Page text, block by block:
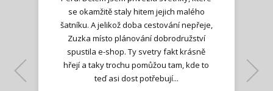
se okamžitě staly hitem jejich malého
šatníku. A jelikož doba cestování nepřeje,
Zuzka místo plánování dobrodružství
spustila e-shop. Ty svetry fakt krásně
hřejí a taky trochu pomůžou tam, kde to
teď asi dost potřebují...
Jana T.
Ilona M.
Lenka K.
Nadšená zpráva
Lenka K.